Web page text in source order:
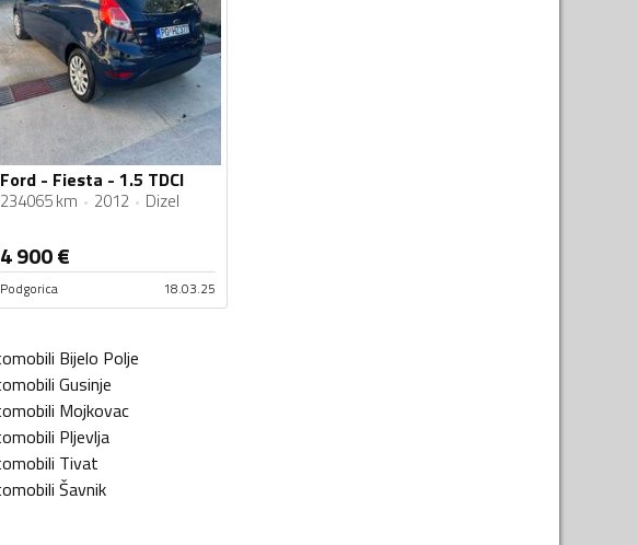
Ford - Fiesta - 1.5 TDCI
234065 km 2012 Dizel
4 900€
Podgorica 18.03.25
Bijelo Polje
Gusinje
Mojkovac
Pljevlja
Tivat
Šavnik